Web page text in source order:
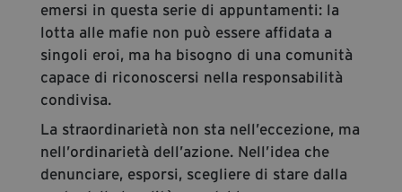
emersi in questa serie di appuntamenti: la
lotta alle mafie non può essere affidata a
singoli eroi, ma ha bisogno di una comunità
capace di riconoscersi nella responsabilità
condivisa.
La straordinarietà non sta nell’eccezione, ma
nell’ordinarietà dell’azione. Nell’idea che
denunciare, esporsi, scegliere di stare dalla